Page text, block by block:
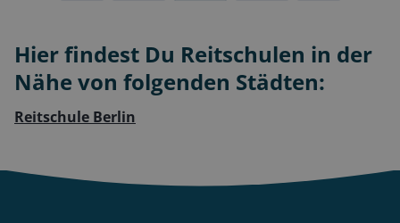
Hier findest Du Reitschulen in der
Nähe von folgenden Städten:
Reitschule Berlin